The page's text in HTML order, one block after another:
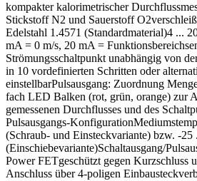
kompakter kalorimetrischer
Stickstoff N2 und Sauerstoff
Edelstahl 1.4571 (Standardmaterial)4 ...
mA = 0 m/s, 20 mA =
Strömungsschaltpunkt unabhängig von
in 10 vordefinierten Schritten oder
einstellbarPulsausgang: Zuordnung
fach LED Balken (rot, grün, orange) zur
gemessenen Durchflusses und des
Pulsausgangs-
(Schraub- und Einsteckvariante) bzw. -25
(Einschiebevariante)Schaltausgang/
Power FETgeschützt gegen Kurzschluss
Anschluss über 4-poligen